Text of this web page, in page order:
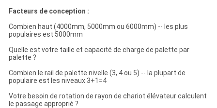
Facteurs de conception :
Combien haut (4000mm, 5000mm ou 6000mm) -- les plus
populaires est 5000mm
Quelle est votre taille et capacité de charge de palette par
palette ?
Combien le rail de palette nivelle (3, 4 ou 5) -- la plupart de
populaire est les niveaux 3+1=4
Votre besoin de rotation de rayon de chariot élévateur calculent
le passage approprié ?